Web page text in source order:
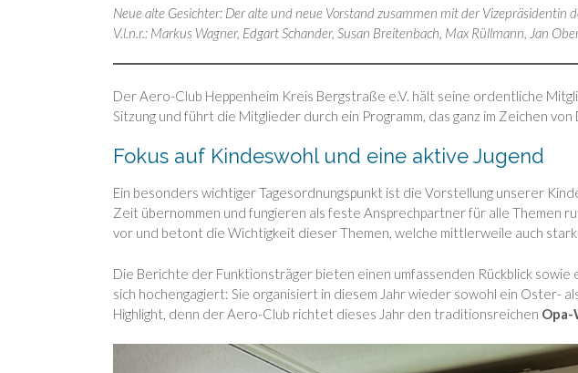
Neue alte Gesichter: Der alte und neue Vorstand zusammen mit der Vizepräsidentin
V.l.n.r.: Markus Wagner, Edgart Schander, Susan Breitenbach, Max Rüllmann, Jan
Der Aero-Club Heppenheim Kreis Bergstraße e.V. hält seine ordentliche
Sitzung und führt die Mitglieder durch ein Programm, das ganz im Zeichen
Fokus auf Kindeswohl und eine aktive Jugend
Ein besonders wichtiger Tagesordnungspunkt ist die Vorstellung unserer
Zeit übernommen und fungieren als feste Ansprechpartner für alle Themen
vor und betont die Wichtigkeit dieser Themen, welche mittlerweile auch
Die Berichte der Funktionsträger bieten einen umfassenden Rückblick
sich hochengagiert: Sie organisiert in diesem Jahr wieder sowohl ein Oster-
Highlight, denn der Aero-Club richtet dieses Jahr den traditionsreichen